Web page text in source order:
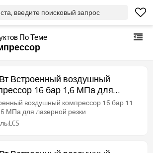
введите поисковый запрос
По Теме
Встроенный воздушный
16 бар 1,6 МПа для
резки
воздушный компрессор 16 бар 11
МПа для лазерной резки